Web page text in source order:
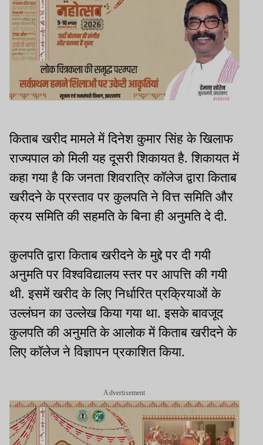
किताब खरीद मामले में दिनेश कुमार सिंह के खिलाफ
राज्यपाल को मिली यह दूसरी शिकायत है. शिकायत में
कहा गया है कि जनता शिवरात्रि कॉलेज द्वारा किताब
खरीदने के प्रस्ताव पर कुलपति ने वित्त समिति और
क्रय समिति की सहमति के बिना ही अनुमति दे दी.
कुलपति द्वारा किताब खरीदने के मुद्दे पर दी गयी
अनुमति पर विश्वविद्यालय स्तर पर आपत्ति की गयी
थी. इसमें खरीद के लिए निर्धारित प्रक्रियाओं के
उल्लंघन का उल्लेख किया गया था. इसके बावजूद
कुलपति की अनुमति के आलोक में किताब खरीदने के
लिए कॉलेज ने विज्ञापन प्रकाशित किया.
Advertisement